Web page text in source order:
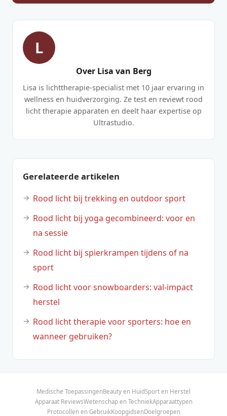
L
Over Lisa van Berg
Lisa is lichttherapie-specialist met 10 jaar ervaring in
wellness en huidverzorging. Ze test en reviewt rood
licht therapie apparaten en deelt haar expertise op
Ultrastudio.
Gerelateerde artikelen
Rood licht bij trekking en outdoor sport
Rood licht bij yoga gecombineerd: voor en
na sessie
Rood licht bij spierkrampen tijdens of na
sport
Rood licht voor snowboarders: val-impact
herstel
Rood licht therapie voor sporters: hoe en
wanneer gebruiken?
Medische ToepassingenBeauty en HuidSport en Herstel
Apparaat ReviewsWetenschap en TechniekApparaattypen
Protocollen en GebruikKoopgidsenDoelgroepen